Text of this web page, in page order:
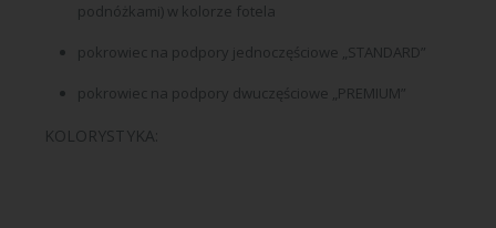
podnóżkami) w kolorze fotela
pokrowiec na podpory jednoczęściowe „STANDARD”
pokrowiec na podpory dwuczęściowe „PREMIUM”
KOLORYSTYKA: